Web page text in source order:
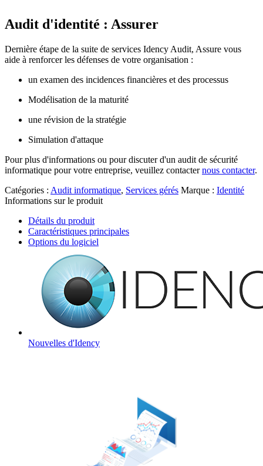
Audit d'identité : Assurer
Dernière étape de la suite de services Idency Audit, Assure vous
aide à renforcer les défenses de votre organisation :
un examen des incidences financières et des processus
Modélisation de la maturité
une révision de la stratégie
Simulation d'attaque
Pour plus d'informations ou pour discuter d'un audit de sécurité
informatique pour votre entreprise, veuillez contacternous contacter.
Catégories : Audit informatique, Services gérés Marque : Identité
Informations sur le produit
Détails du produit
Caractéristiques principales
Options du logiciel
Nouvelles d'Idency